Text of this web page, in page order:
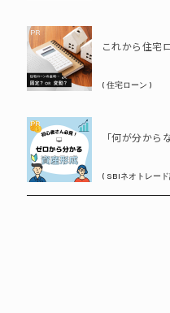
PR
( 住宅ローン )
PR
( SBIネオトレー